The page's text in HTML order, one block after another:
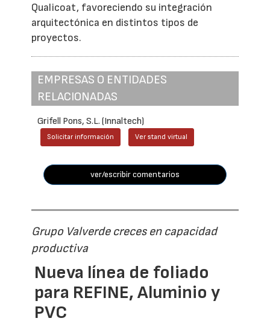
Qualicoat, favoreciendo su integración
arquitectónica en distintos tipos de
proyectos.
EMPRESAS O ENTIDADES
RELACIONADAS
Grifell Pons, S.L. (Innaltech)
Solicitar información Ver stand virtual
ver/escribir comentarios
Grupo Valverde creces en capacidad
productiva
Nueva línea de foliado
para REFINE, Aluminio y
PVC